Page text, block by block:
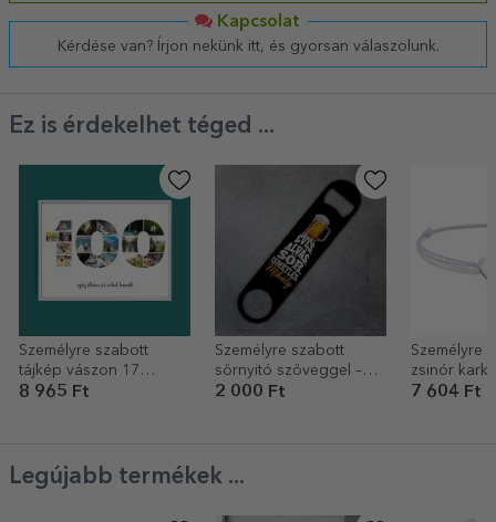
Kapcsolat
Kérdése van? Írjon nekünk itt, és gyorsan válaszolunk.
Ez is érdekelhet téged ...
Személyre szabott
tájkép vászon 17
fotóval, modellszám
8 965 Ft
Személyre szabott
sörnyitó szöveggel –
Egyél. Aludj. Igyál sört.
2 000 Ft
Személyre
zsinór
15x13 mm
7 604 Ft
Legújabb termékek ...